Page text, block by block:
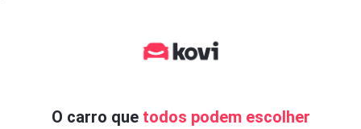
O carro que todos podem escolher